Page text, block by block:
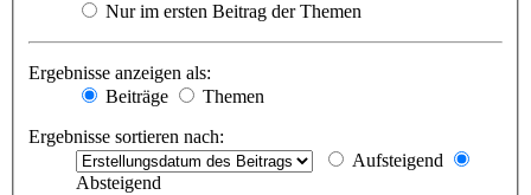
Nur im ersten Beitrag der Themen
Ergebnisse anzeigen als:
Beiträge
Themen
Ergebnisse sortieren nach:
Aufsteigend
Absteigend